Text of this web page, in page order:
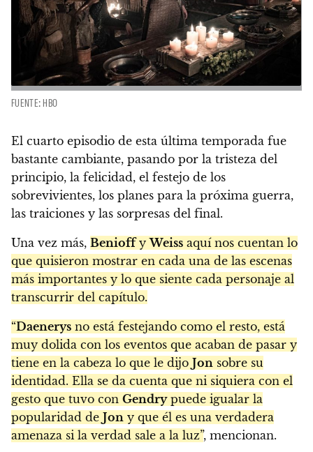
FUENTE: HBO
El cuarto episodio de esta última temporada fue
bastante cambiante, pasando por la tristeza del
principio, la felicidad, el festejo de los
sobrevivientes, los planes para la próxima guerra,
las traiciones y las sorpresas del final.
Una vez más, BenioffyWeiss aquí nos cuentan lo
que quisieron mostrar en cada una de las escenas
más importantes y lo que siente cada personaje al
transcurrir del capítulo.
“Daenerys no está festejando como el resto, está
muy dolida con los eventos que acaban de pasar y
tiene en la cabeza lo que le dijo Jon sobre su
identidad. Ella se da cuenta que ni siquiera con el
gesto que tuvo con Gendrypuede igualar la
popularidad de Jon y que él es una verdadera
amenaza si la verdad sale a la luz”, mencionan.